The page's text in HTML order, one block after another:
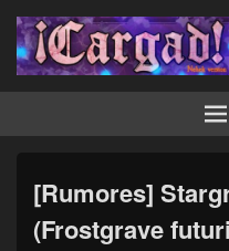
¡Cargad!
[Rumores]
(Frostgrave